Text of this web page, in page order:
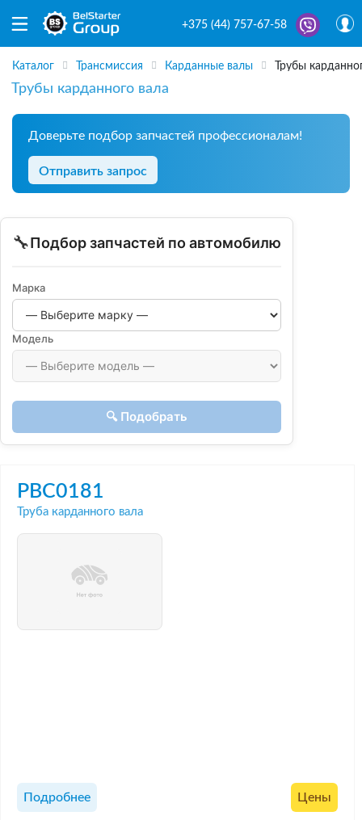
+375 (44) 757-67-58
Каталог Трансмиссия Карданные валы Трубы
Трубы карданного вала
Доверьте подбор запчастей профессионалам!
Отправить запрос
🔧Подбор запчастей по автомобилю
Марка
Модель
🔍 Подобрать
PBC0181
Труба карданного вала
Подробнее Цены